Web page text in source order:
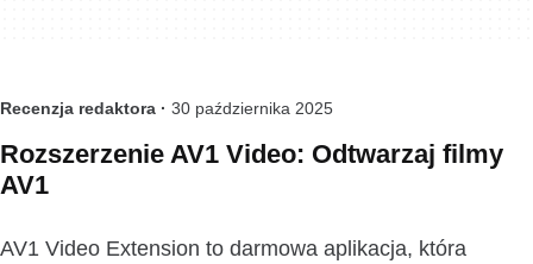
Recenzja redaktora · 30 października 2025
Rozszerzenie AV1 Video: Odtwarzaj filmy
AV1
AV1 Video Extension to darmowa aplikacja, która